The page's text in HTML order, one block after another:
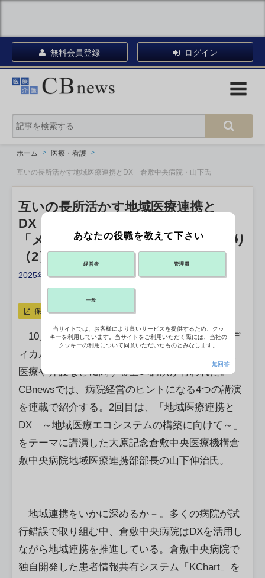
無料会員登録 ログイン
ホーム 医療・看護
互いの長所活かす地域医療連携とDX 倉敷中央病院・山下氏
互いの長所活かす地域医療連携と
DX 倉敷中央病院・山下氏
「メディカルジャパン東京」講演より
（2）
2025年11月20日 10:00
リンクをコピー
保存
10月に千葉市の幕張メッセで開催された「メデ
ィカルジャパン東京」（主催：RX Japan）では、
医療や介護などに関する全84講演が行われた。
CBnewsでは、病院経営のヒントになる4つの講演
を連載で紹介する。2回目は、「地域医療連携と
DX ～地域医療エコシステムの構築に向けて～」
をテーマに講演した大原記念倉敷中央医療機構倉
敷中央病院地域医療連携部部長の山下伸治氏。
地域連携をいかに深めるか－。多くの病院が試
行錯誤で取り組む中、倉敷中央病院はDXを活用し
ながら地域連携を推進している。倉敷中央病院で
独自開発した患者情報共有システム「KChart」を
あなたの役職を教えて下さい
経営者 管理職
一般
当サイトでは、お客様により良いサービスを提供するため、クッ
キーを利用しています。当サイトをご利用いただく際には、当社の
クッキーの利用について同意いただいたものとみなします。
無回答